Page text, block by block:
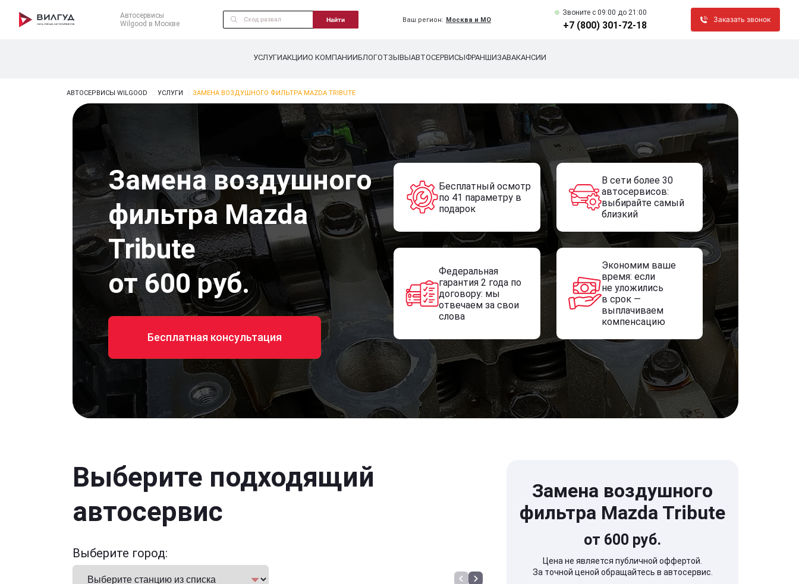
Автосервисы
Wilgood в Москве
Найти Ваш регион: Москва и МО
Звоните c 09:00 до 21:00
+7 (800) 301-72-18
Заказать звонок
УСЛУГИАКЦИИО КОМПАНИИБЛОГОТЗЫВЫАВТОСЕРВИСЫФРАНШИЗАВАКАНСИИ
АВТОСЕРВИСЫ WILGOOD УСЛУГИ ЗАМЕНА ВОЗДУШНОГО ФИЛЬТРА MAZDA TRIBUTE
Замена воздушного
фильтра Mazda
Tribute
от 600 руб.
Бесплатная консультация
Бесплатный осмотр
по 41 параметру в
подарок
В сети более 30
автосервисов:
выбирайте самый
близкий
Федеральная
гарантия 2 года по
договору: мы
отвечаем за свои
слова
Экономим ваше
время: если
не уложились
в срок —
выплачиваем
компенсацию
Выберите подходящий
автосервис
Выберите город:
Замена воздушного
фильтра Mazda Tribute
от 600 руб.
Цена не является публичной оффертой.
За точной ценой обращайтесь в автосервис.